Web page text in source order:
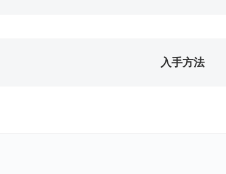
入手方法